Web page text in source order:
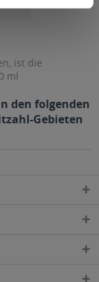
ist die
ml
den folgenden
Gebieten